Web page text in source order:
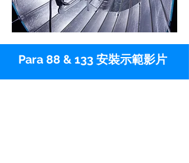
Para 88 & 133 安裝示範影片